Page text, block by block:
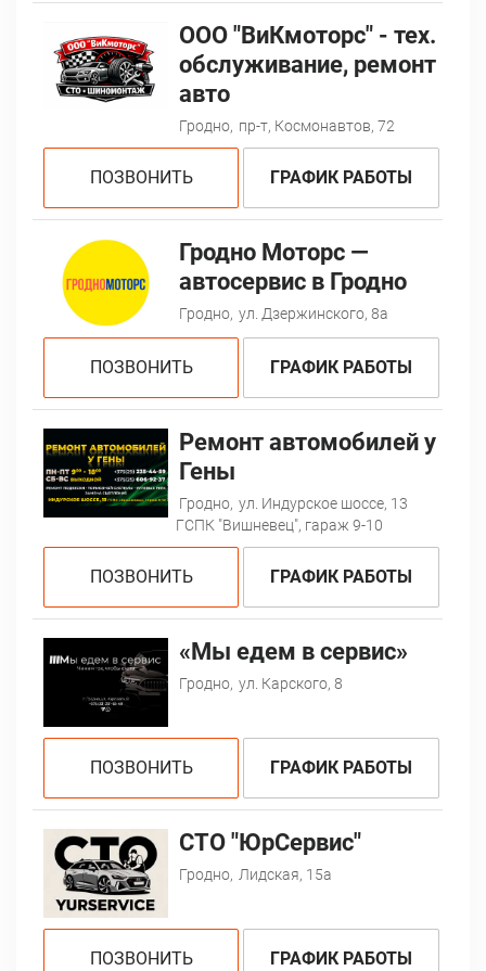
ООО "ВиКмоторс" - тех.
обслуживание, ремонт
авто
Гродно, пр-т, Космонавтов, 72
ПОЗВОНИТЬ ГРАФИК РАБОТЫ
Гродно Моторс —
автосервис в Гродно
Гродно, ул. Дзержинского, 8a
ПОЗВОНИТЬ ГРАФИК РАБОТЫ
Ремонт автомобилей у
Гены
Гродно, ул. Индурское шоссе, 13
ГСПК "Вишневец", гараж 9-10
ПОЗВОНИТЬ ГРАФИК РАБОТЫ
«Мы едем в сервис»
Гродно, ул. Карского, 8
ПОЗВОНИТЬ ГРАФИК РАБОТЫ
СТО "ЮрСервис"
Гродно, Лидская, 15а
ПОЗВОНИТЬ ГРАФИК РАБОТЫ